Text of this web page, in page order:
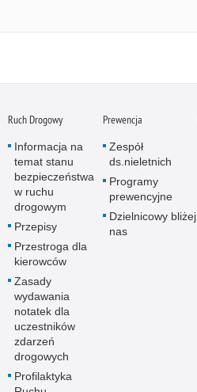
Ruch Drogowy
Informacja na
temat stanu
bezpieczeństwa
w ruchu
drogowym
Przepisy
Przestroga dla
kierowców
Zasady
wydawania
notatek dla
uczestników
zdarzeń
drogowych
Profilaktyka
Prewencja
Zespół
ds.nieletnich
Programy
prewencyjne
Dzielnicowy bliżej
nas